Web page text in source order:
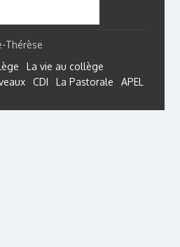
Thérèse
La vie au collège
CDI La Pastorale APEL